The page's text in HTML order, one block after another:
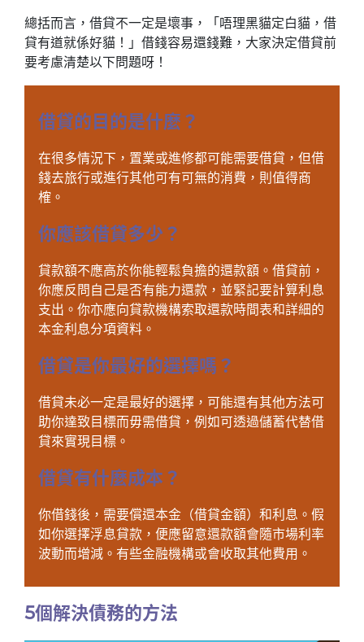
總括而言，借貸不一定是壞事，「唔理黑貓定白貓，借
貸有道就係好貓！」借錢容易還錢難，大家決定借貸前
要考慮清楚以下問題呀！
借貸的目的是什麼？
在很多情況下，置業或進修都可能需要借貸，但借
錢去旅行或進行其他可有可無的消費，則值得商
榷。
你應該借貸多少？
貸款額不應高於你能輕鬆負擔的還款額。借貸前，
你應反問自己是否有能力還款，並緊記要計算利息
支出。你亦應向貸款機構索取還款時間表和詳細的
本金利息分項資料。
借貸是你最好的選擇嗎？
借貸未必一定是最好的選擇，可能還有其他方法可
助你達致目標而毋需借貸，例如可透過儲蓄代替借
貸來實現目標。
借貸有什麼成本？
你借錢後，需要償還本金（借貸金額）和利息。假
如你選擇浮息貸款，便應留意還款額會隨市場利率
波動而增減。有些金融機構或會收取其他費用。
5個解決債務的方法